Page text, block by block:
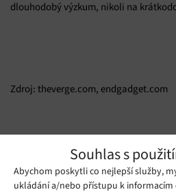
Souhlas s
Abychom poskytli co nejlepší služby,
ukládání a/nebo přístupu k informacím
dlouhodobý výzkum, nikoli na
Zdroj: theverge.com, endgadget.com
Mohlo by se